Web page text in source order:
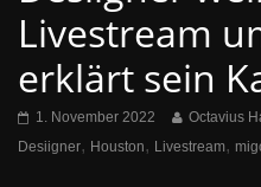
Livestream
erklärt sein
1. November 2022 Octavius
Desiigner, Houston, Livestream,